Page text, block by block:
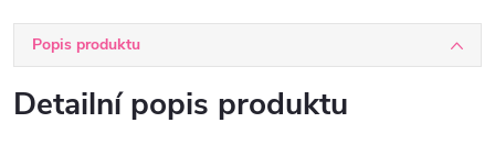
Popis produktu
Detailní popis produktu